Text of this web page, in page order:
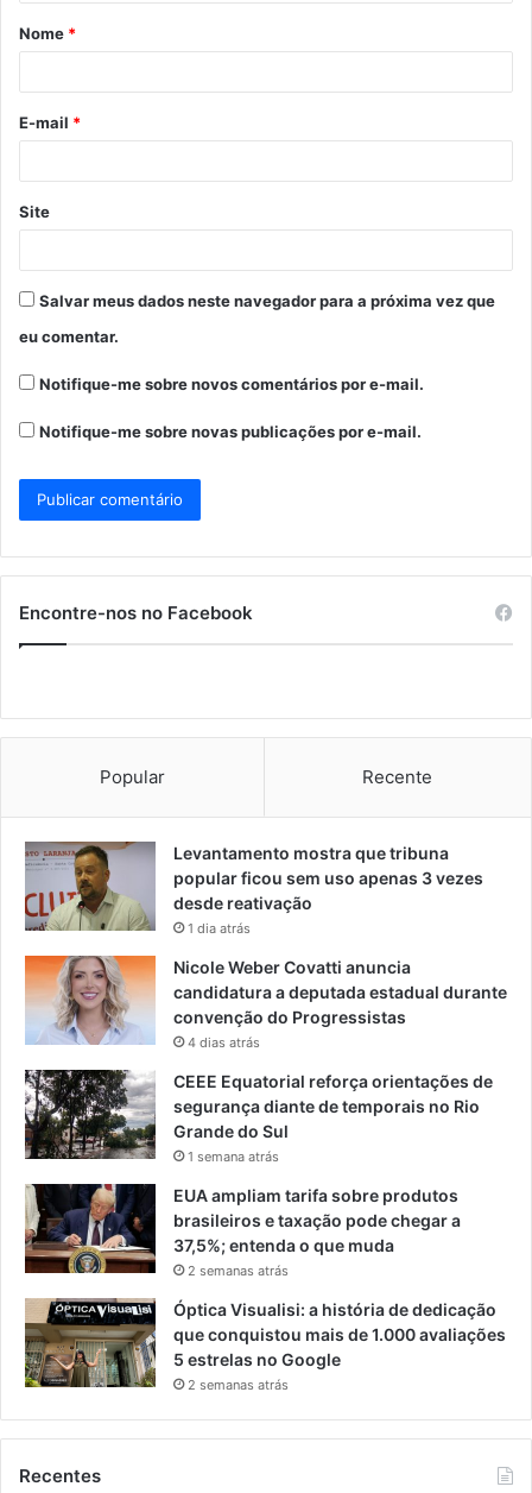
r
*
Nome *
E-mail *
Site
Salvar meus dados neste navegador para a próxima vez que
eu comentar.
Notifique-me sobre novos comentários por e-mail.
Notifique-me sobre novas publicações por e-mail.
Encontre-nos no Facebook
Popular Recente
Levantamento mostra que tribuna
popular ficou sem uso apenas 3 vezes
desde reativação
1 dia atrás
Nicole Weber Covatti anuncia
candidatura a deputada estadual durante
convenção do Progressistas
4 dias atrás
CEEE Equatorial reforça orientações de
segurança diante de temporais no Rio
Grande do Sul
1 semana atrás
EUA ampliam tarifa sobre produtos
brasileiros e taxação pode chegar a
37,5%; entenda o que muda
2 semanas atrás
Óptica Visualisi: a história de dedicação
que conquistou mais de 1.000 avaliações
5 estrelas no Google
2 semanas atrás
Recentes